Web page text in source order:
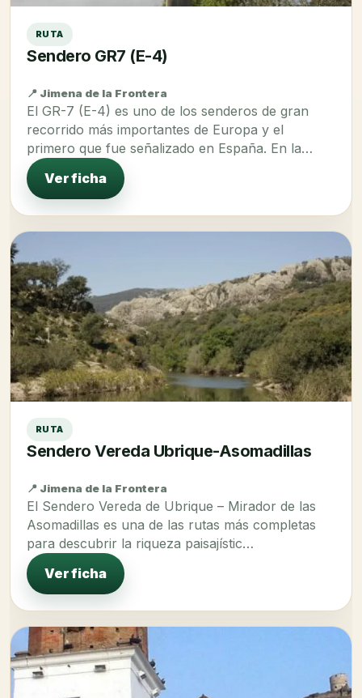
RUTA
Sendero GR7 (E-4)
📍 Jimena de la Frontera
El GR-7 (E-4) es uno de los senderos de gran
recorrido más importantes de Europa y el
primero que fue señalizado en España. En la…
Ver ficha
RUTA
Sendero Vereda Ubrique-Asomadillas
📍 Jimena de la Frontera
El Sendero Vereda de Ubrique – Mirador de las
Asomadillas es una de las rutas más completas
para descubrir la riqueza paisajístic…
Ver ficha